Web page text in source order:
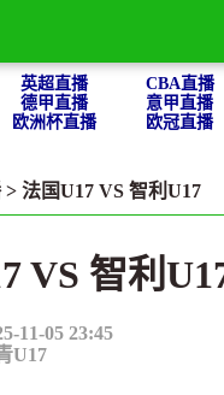
英超直播 CBA直播
德甲直播 意甲直播
欧洲杯直播 欧冠直播
> 法国U17 VS 智利U17
VS 智利
11-05 23:45
U17